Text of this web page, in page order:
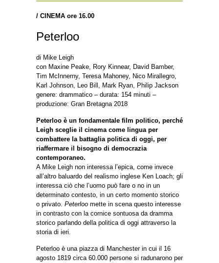
/ CINEMA ore 16.00
Peterloo
di Mike Leigh
con Maxine Peake, Rory Kinnear, David Bamber,
Tim McInnerny, Teresa Mahoney, Nico Mirallegro,
Karl Johnson, Leo Bill, Mark Ryan, Philip Jackson
genere: drammatico – durata: 154 minuti –
produzione: Gran Bretagna 2018
Peterloo è un fondamentale film politico, perché
Leigh sceglie il cinema come lingua per
combattere la battaglia politica di oggi, per
riaffermare il bisogno di democrazia
contemporaneo.
A Mike Leigh non interessa l’epica, come invece
all’altro baluardo del realismo inglese Ken Loach; gli
interessa ciò che l’uomo può fare o no in un
determinato contesto, in un certo momento storico
o privato. Peterloo mette in scena questo interesse
in contrasto con la cornice sontuosa da dramma
storico parlando della politica di oggi attraverso la
storia di ieri.
Peterloo è una piazza di Manchester in cui il 16
agosto 1819 circa 60.000 persone si radunarono per